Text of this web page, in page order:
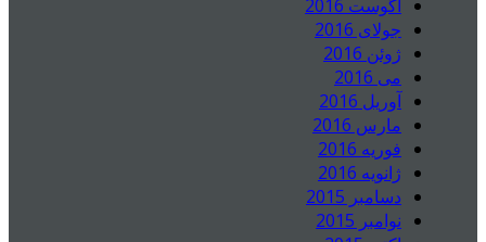
آگوست 2016
جولای 2016
ژوئن 2016
می 2016
آوریل 2016
مارس 2016
فوریه 2016
ژانویه 2016
دسامبر 2015
نوامبر 2015